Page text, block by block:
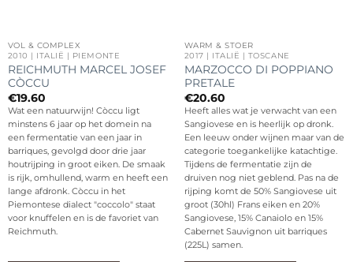
VOL & COMPLEX
2010 | ITALIË | PIEMONTE
REICHMUTH MARCEL JOSEF
CÒCCU
€19.60
Wat een natuurwijn! Còccu ligt
minstens 6 jaar op het domein na
een fermentatie van een jaar in
barriques, gevolgd door drie jaar
houtrijping in groot eiken. De smaak
is rijk, omhullend, warm en heeft een
lange afdronk. Còccu in het
Piemontese dialect "coccolo" staat
voor knuffelen en is de favoriet van
Reichmuth.
WARM & STOER
2017 | ITALIË | TOSCANE
MARZOCCO DI POPPIANO
PRETALE
€20.60
Heeft alles wat je verwacht van een
Sangiovese en is heerlijk op dronk.
Een leeuw onder wijnen maar van de
categorie toegankelijke katachtige.
Tijdens de fermentatie zijn de
druiven nog niet geblend. Pas na de
rijping komt de 50% Sangiovese uit
groot (30hl) Frans eiken en 20%
Sangiovese, 15% Canaiolo en 15%
Cabernet Sauvignon uit barriques
(225L) samen.